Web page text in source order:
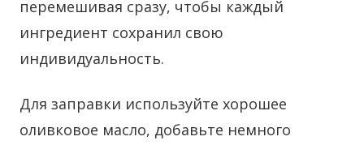
перемешивая сразу, чтобы каждый
ингредиент сохранил свою
индивидуальность.
Для заправки используйте хорошее
оливковое масло, добавьте немного